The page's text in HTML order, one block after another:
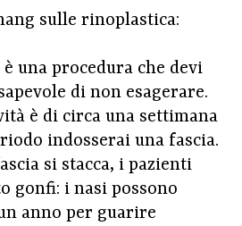
sulle rinoplastica:
una procedura che devi
di non esagerare.
è di circa una settimana
indosserai una fascia.
si stacca, i pazienti
gonfi: i nasi possono
anno per guarire